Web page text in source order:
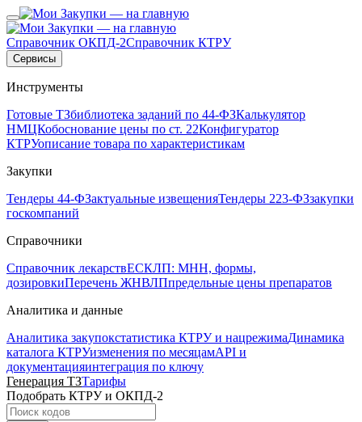
Справочник ОКПД-2Справочник КТРУ
Сервисы
Инструменты
Готовые ТЗбиблиотека заданий по 44-ФЗКалькулятор
НМЦКобоснование цены по ст. 22Конфигуратор
КТРУописание товара по характеристикам
Закупки
Тендеры 44-ФЗактуальные извещенияТендеры 223-ФЗзакупки
госкомпаний
Справочники
Справочник лекарствЕСКЛП: МНН, формы,
дозировкиПеречень ЖНВЛПпредельные цены препаратов
Аналитика и данные
Аналитика закупокстатистика КТРУ и нацрежимаДинамика
каталога КТРУизменения по месяцамAPI и
документацияинтеграция по ключу
Генерация ТЗТарифы
Подобрать КТРУ и ОКПД-2